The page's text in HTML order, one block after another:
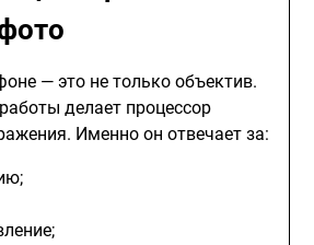
— это не только объектив.
делает процессор
Именно он отвечает за: